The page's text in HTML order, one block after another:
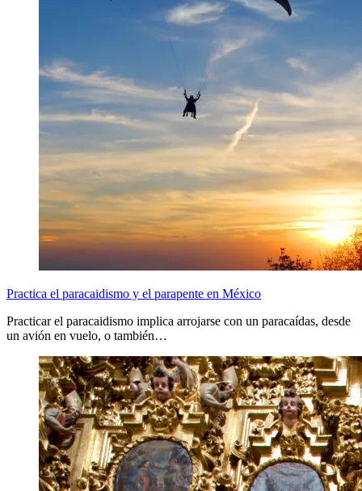
Practica el paracaidismo y el parapente en México
Practicar el paracaidismo implica arrojarse con un paracaídas, desde
un avión en vuelo, o también…